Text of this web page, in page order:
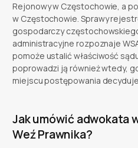
Rejonowy w Częstochowie, a
w Częstochowie. Sprawy
gospodarczy
administracyjne rozpoznaje
pomoże ustalić właściwość
poprowadzi ją również wtedy,
miejscu postępowania
Jak umówić adwokata
Weź Prawnika?